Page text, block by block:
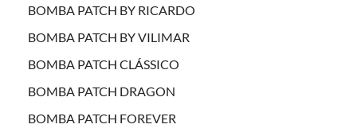
BOMBA PATCH BY RICARDO
BOMBA PATCH BY VILIMAR
BOMBA PATCH CLÁSSICO
BOMBA PATCH DRAGON
BOMBA PATCH FOREVER